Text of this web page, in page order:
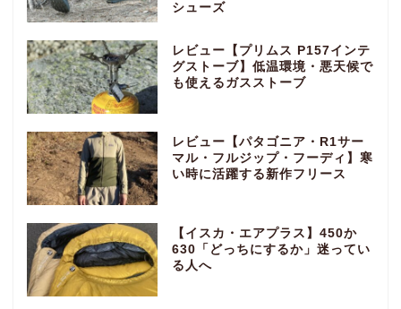
シューズ
レビュー【プリムス P157インテ
グストーブ】低温環境・悪天候で
も使えるガスストーブ
レビュー【パタゴニア・R1サー
マル・フルジップ・フーディ】寒
い時に活躍する新作フリース
【イスカ・エアプラス】450か
630「どっちにするか」迷ってい
る人へ